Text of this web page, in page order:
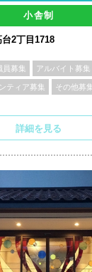
小舎制
2丁目1718
募集 アルバイト募集
ティア募集 その他募集
詳細を見る